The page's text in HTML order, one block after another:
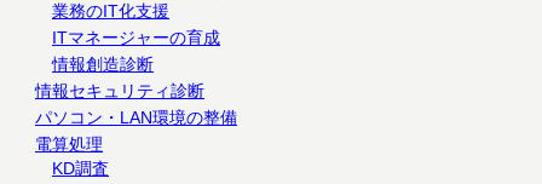
業務のIT化支援
ITマネージャーの育成
情報創造診断
情報セキュリティ診断
パソコン・LAN環境の整備
電算処理
KD調査